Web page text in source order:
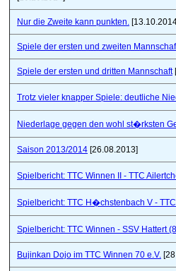
Nur die Zweite kann punkten.
Spiele der ersten und zweiten
Spiele der ersten und dritten Mannschaft
Trotz vieler knapper Spiele: deutliche
Niederlage gegen den wohl st�rksten
Saison 2013/2014 [26.08.2013]
Spielbericht: TTC Winnen II - TTC
Spielbericht: TTC H�chstenbach V -
Spielbericht: TTC Winnen - SSV Hattert
Bujinkan Dojo im TTC Winnen 70 e.V.